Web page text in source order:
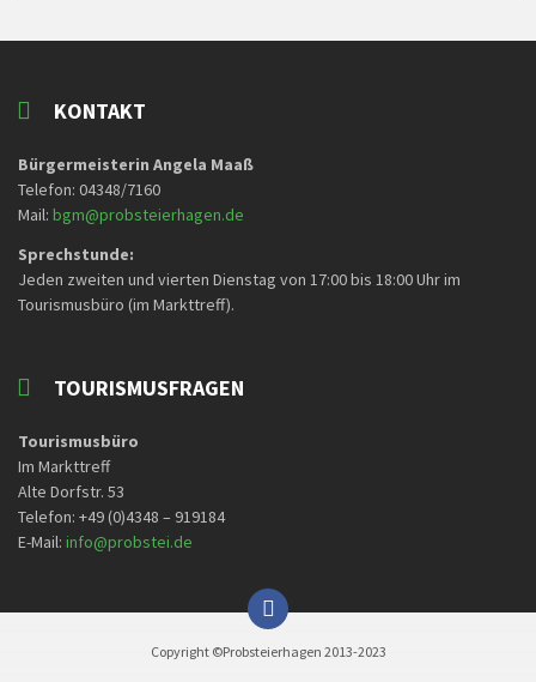
KONTAKT
Bürgermeisterin Angela Maaß
Telefon: 04348/7160
Mail: bgm@probsteierhagen.de
Sprechstunde:
Jeden zweiten und vierten Dienstag von 17:00 bis 18:00 Uhr im
Tourismusbüro (im Markttreff).
TOURISMUSFRAGEN
Tourismusbüro
Im Markttreff
Alte Dorfstr. 53
Telefon: +49 (0)4348 – 919184
E-Mail: info@probstei.de
Copyright ©Probsteierhagen 2013-2023